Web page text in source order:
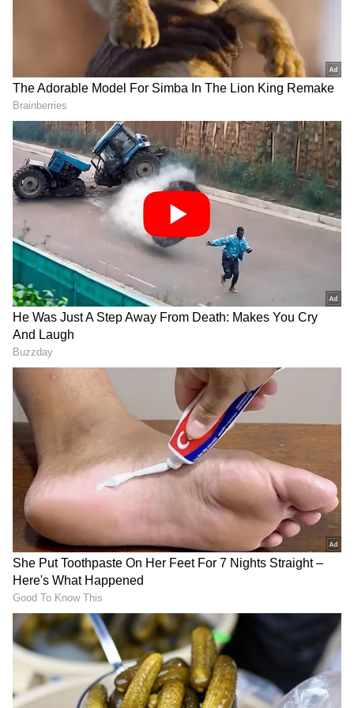
'ಅಸಹಾಯಕ ಭಾವನೆ ಕಾಡುತ್ತಿದೆ. ನಾನು ನಿದ್ದೆ ಮಾಡಲು
ಬಯಸುತ್ತೇನೆ (ರಾತ್ರಿ ಸಮಯದಲ್ಲಿ) ಆದರೆ ನನಗೆ ಆಗುತ್ತಿಲ್ಲ,
ಯಾಕೆಂದರೆ ನನಗೆ ನಿದ್ದೆ ಬರುತ್ತಿಲ್ಲ. ನಾನು ನನ್ನ ಭಯವನ್ನು
ಪತ್ತೆ ಹಚ್ಚುತ್ತಿದ್ದೇನೆ. ನಾನು ನನ್ನ ಜೊತೆಯೇ
DOWNLOAD APP
ಕನ್ನಡ ಸಿನಿಮಾ (Kannada Cinema News), ಟಿವಿ
ಕಾರ್ಯಕ್ರಮಗಳು (Kannada TV Shows), ಸೆಲೆಬ್ರಿಟಿ
ಸುದ್ದಿಗಳು ಮತ್ತು ಇತ್ತೀಚಿನ ಸುದ್ದಿಗಳಿಗಾಗಿ ಏಷ್ಯಾನೆಟ್
ಸುವರ್ಣ ನ್ಯೂಸ್‌ನಲ್ಲಿ ಮನರಂಜನಾ ವಿಭಾಗ ನೋಡಿ.
ಸಿನಿಮಾ ವಿಮರ್ಶೆಗಳು (
Kannada Movies Review),
ತಾರೆಯರ ಸಂದರ್ಶನಗಳು, ಧಾರಾವಾಹಿ ಅಪ್‌ಡೇಟ್ಸ್‌,
ತೆರೆಮರೆಯ ಕಥೆಗಳು,
OTT ರಿಲೀಸ್‌ಗಳ ಬಗ್ಗೆ
ಮಾಹಿತಿಯೂ ಇಲ್ಲಿದೆ.
RECOMMENDED STORIES